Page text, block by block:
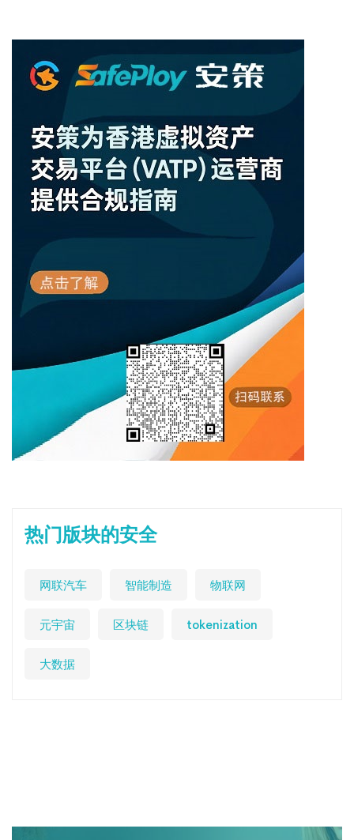
热门版块的安全
网联汽车 智能制造 物联网
元宇宙 区块链 tokenization
大数据